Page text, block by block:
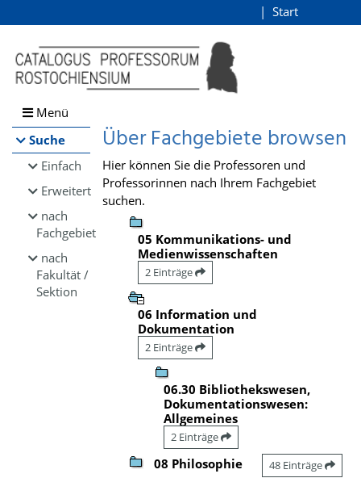
Browsen
direkt zum Inhalt
Start
Menü
Suche
Einfach
Erweitert
nach
Fachgebiet
nach
Fakultät /
Sektion
Über Fachgebiete browsen
Hier können Sie die Professoren und
Professorinnen nach Ihrem Fachgebiet
suchen.
05 Kommunikations- und
Medienwissenschaften
2 Einträge
06 Information und
Dokumentation
2 Einträge
06.30 Bibliothekswesen,
Dokumentationswesen:
Allgemeines
2 Einträge
08 Philosophie 48 Einträge